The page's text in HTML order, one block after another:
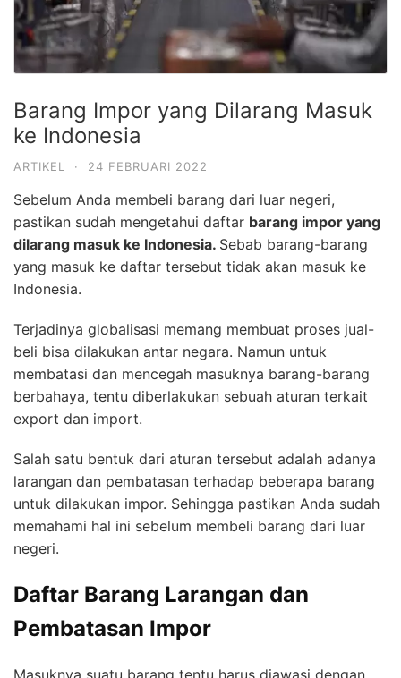
Barang Impor yang Dilarang Masuk
ke Indonesia
ARTIKEL · 24 FEBRUARI 2022
Sebelum Anda membeli barang dari luar negeri,
pastikan sudah mengetahui daftar barang impor yang
dilarang masuk ke Indonesia. Sebab barang-barang
yang masuk ke daftar tersebut tidak akan masuk ke
Indonesia.
Terjadinya globalisasi memang membuat proses jual-
beli bisa dilakukan antar negara. Namun untuk
membatasi dan mencegah masuknya barang-barang
berbahaya, tentu diberlakukan sebuah aturan terkait
export dan import.
Salah satu bentuk dari aturan tersebut adalah adanya
larangan dan pembatasan terhadap beberapa barang
untuk dilakukan impor. Sehingga pastikan Anda sudah
memahami hal ini sebelum membeli barang dari luar
negeri.
Daftar Barang Larangan dan
Pembatasan Impor
Masuknya suatu barang tentu harus diawasi dengan